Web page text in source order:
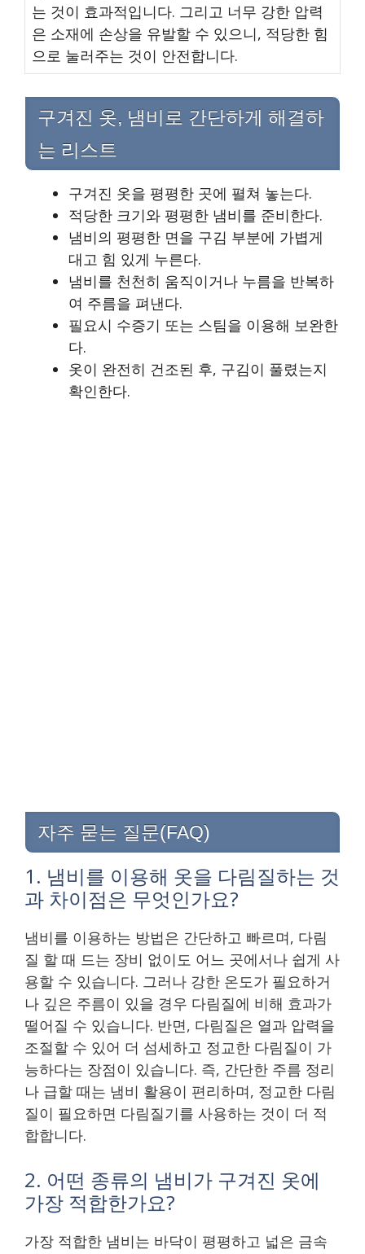
는 것이 효과적입니다. 그리고 너무 강한 압력
은 소재에 손상을 유발할 수 있으니, 적당한 힘
으로 눌러주는 것이 안전합니다.
구겨진 옷, 냄비로 간단하게 해결하
는 리스트
구겨진 옷을 평평한 곳에 펼쳐 놓는다.
적당한 크기와 평평한 냄비를 준비한다.
냄비의 평평한 면을 구김 부분에 가볍게
대고 힘 있게 누른다.
냄비를 천천히 움직이거나 누름을 반복하
여 주름을 펴낸다.
필요시 수증기 또는 스팀을 이용해 보완한
다.
옷이 완전히 건조된 후, 구김이 풀렸는지
확인한다.
자주 묻는 질문(FAQ)
1. 냄비를 이용해 옷을 다림질하는 것
과 차이점은 무엇인가요?
냄비를 이용하는 방법은 간단하고 빠르며, 다림
질 할 때 드는 장비 없이도 어느 곳에서나 쉽게 사
용할 수 있습니다. 그러나 강한 온도가 필요하거
나 깊은 주름이 있을 경우 다림질에 비해 효과가
떨어질 수 있습니다. 반면, 다림질은 열과 압력을
조절할 수 있어 더 섬세하고 정교한 다림질이 가
능하다는 장점이 있습니다. 즉, 간단한 주름 정리
나 급할 때는 냄비 활용이 편리하며, 정교한 다림
질이 필요하면 다림질기를 사용하는 것이 더 적
합합니다.
2. 어떤 종류의 냄비가 구겨진 옷에
가장 적합한가요?
가장 적합한 냄비는 바닥이 평평하고 넓은 금속